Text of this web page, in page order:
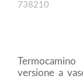
738210
versione a